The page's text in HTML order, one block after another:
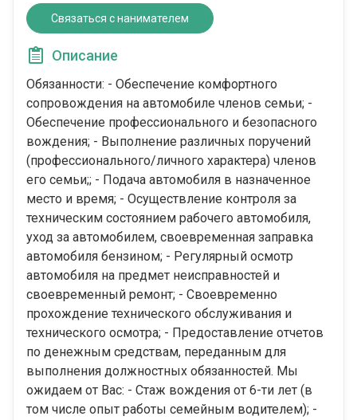
Связаться с нанимателем
Описание
Обязанности: - Обеспечение комфортного
сопровождения на автомобиле членов семьи; -
Обеспечение профессионального и безопасного
вождения; - Выполнение различных поручений
(профессионального/личного характера) членов
его семьи;; - Подача автомобиля в назначенное
место и время; - Осуществление контроля за
техническим состоянием рабочего автомобиля,
уход за автомобилем, своевременная заправка
автомобиля бензином; - Регулярный осмотр
автомобиля на предмет неисправностей и
своевременный ремонт; - Своевременно
прохождение технического обслуживания и
технического осмотра; - Предоставление отчетов
по денежным средствам, переданным для
выполнения должностных обязанностей. Мы
ожидаем от Вас: - Стаж вождения от 6-ти лет (в
том числе опыт работы семейным водителем); -